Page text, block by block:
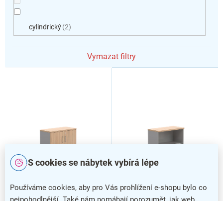
S cookies se nábytek vybírá lépe
Používáme cookies, aby pro Vás prohlížení e-shopu bylo co
cylindrický 2
Vymazat filtry
V
Nízká skříň Visio LUX 80 x
38,5 x 76 cm, dub
38,5 x 76 cm, dub